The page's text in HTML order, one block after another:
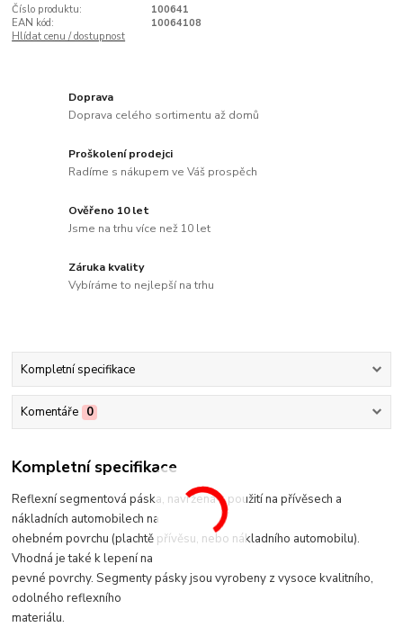
Číslo produktu:
100641
EAN kód:
10064108
Hlídat cenu / dostupnost
Doprava
Doprava celého sortimentu až domů
Proškolení prodejci
Radíme s nákupem ve Váš prospěch
Ověřeno 10 let
Jsme na trhu více než 10 let
Záruka kvality
Vybíráme to nejlepší na trhu
Kompletní specifikace
Komentáře 0
Kompletní specifikace
Reflexní segmentová páska, navržená k použití na přívěsech a
nákladních automobilech na
ohebném povrchu (plachtě přívěsu, nebo nákladního automobilu).
Vhodná je také k lepení na
pevné povrchy. Segmenty pásky jsou vyrobeny z vysoce kvalitního,
odolného reflexního
materiálu.